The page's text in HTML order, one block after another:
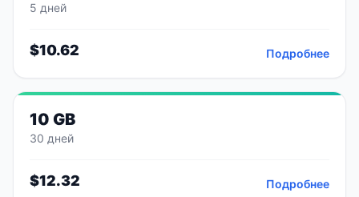
5 дней
$10.62 Подробнее
10 GB
30 дней
$12.32 Подробнее